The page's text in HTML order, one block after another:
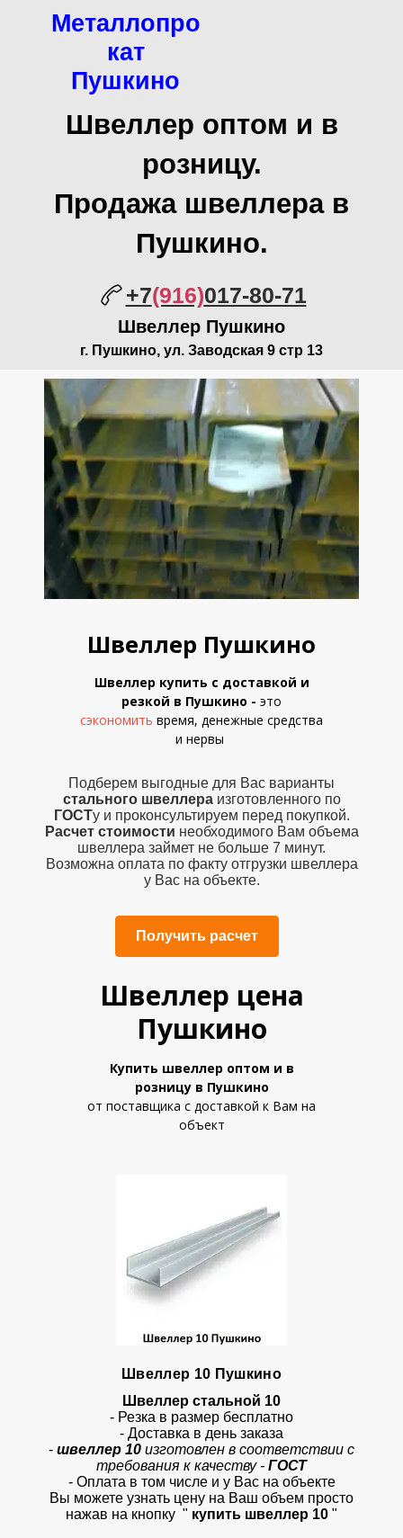
Металлопро
кат
Пушкино
Швеллер оптом и в
розницу.
Продажа швеллера в
Пушкино.
+7(916)017-80-71
Швеллер Пушкино
г. Пушкино, ул. Заводская 9 стр 13
Швеллер Пушкино
Швеллер купить с доставкой и
резкой в Пушкино - это
сэкономить время, денежные средства
и нервы
Подберем выгодные для Вас варианты
стального швеллераизготовленного по
ГОСТу и проконсультируем перед покупкой.
Расчет стоимости необходимого Вам объема
швеллера займет не больше 7 минут.
Возможна оплата по факту отгрузки швеллера
у Вас на объекте.
Получить расчет
Швеллер цена
Пушкино
Купить швеллер оптом и в
розницу в Пушкино
от поставщика с доставкой к Вам на
объект
Швеллер 10 Пушкино
Швеллер стальной 10
- Резка в размер бесплатно
- Доставка в день заказа
- швеллер 10 изготовлен в соответствии с
требования к качеству - ГОСТ
- Оплата в том числе и у Вас на объекте
Вы можете узнать цену на Ваш объем просто
нажав на кнопку " купить швеллер 10 "